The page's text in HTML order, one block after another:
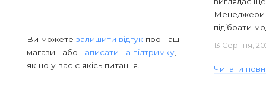
Ви можете залишити відгук про наш
магазин або написати на підтримку
якщо у вас є якісь питання.
Менеджери
підібрати
13 Серпня,
Читати